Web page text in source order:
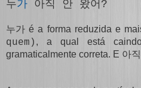
누가 아직 안 왔어?
누가 é a forma reduzida e
quem) , a qual está
gramaticalmente correta. E 아직